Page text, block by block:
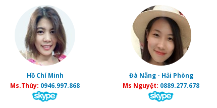
Hồ Chí Minh
Ms.Thùy: 0946.997.868
Đà Nẵng - Hải Phòng
Ms Nguyệt: 0889.277.678